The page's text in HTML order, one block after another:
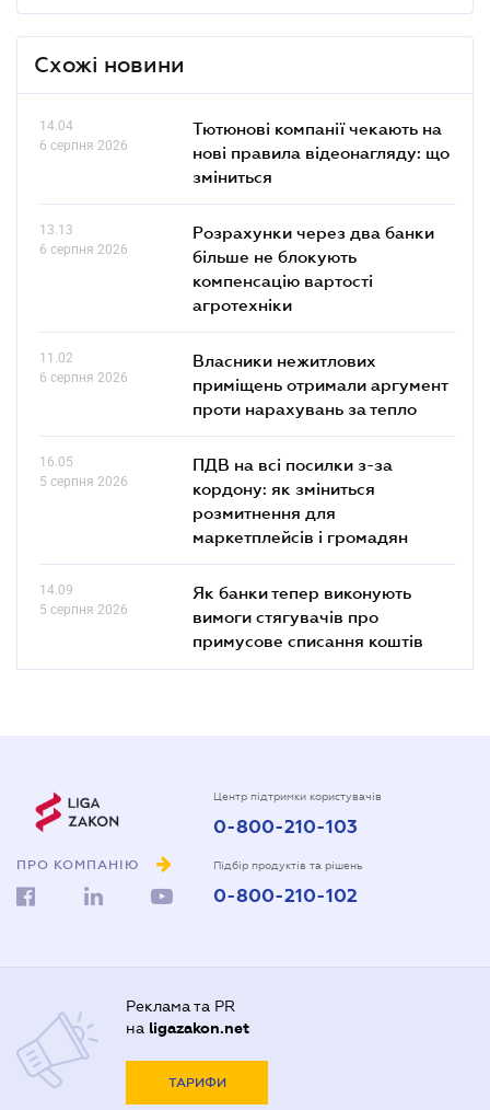
Схожі новини
14.04
6 серпня 2026
Тютюнові компанії чекають на
нові правила відеонагляду: що
зміниться
13.13
6 серпня 2026
Розрахунки через два банки
більше не блокують
компенсацію вартості
агротехніки
11.02
6 серпня 2026
Власники нежитлових
приміщень отримали аргумент
проти нарахувань за тепло
16.05
5 серпня 2026
ПДВ на всі посилки з-за
кордону: як зміниться
розмитнення для
маркетплейсів і громадян
14.09
5 серпня 2026
Як банки тепер виконують
вимоги стягувачів про
примусове списання коштів
ПРО КОМПАНІЮ
Центр підтримки користувачів
0-800-210-103
Підбір продуктів та рішень
0-800-210-102
Реклама та PR
на ligazakon.net
ТАРИФИ